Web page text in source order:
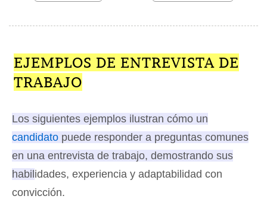
EJEMPLOS DE ENTREVISTA DE
TRABAJO
Los siguientes ejemplos ilustran cómo un
candidato puede responder a preguntas comunes
en una entrevista de trabajo, demostrando sus
habilidades, experiencia y adaptabilidad con
convicción.